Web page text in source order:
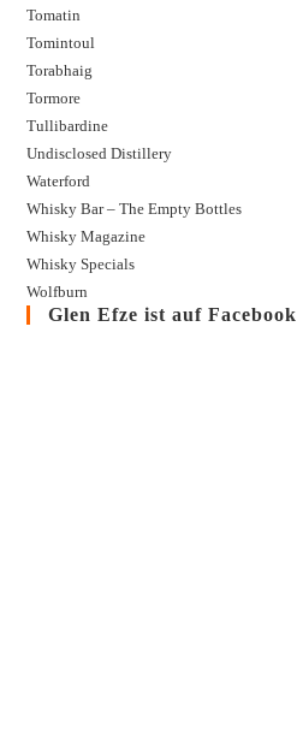
Tomatin
Tomintoul
Torabhaig
Tormore
Tullibardine
Undisclosed Distillery
Waterford
Whisky Bar – The Empty Bottles
Whisky Magazine
Whisky Specials
Wolfburn
Glen Efze ist auf Facebook